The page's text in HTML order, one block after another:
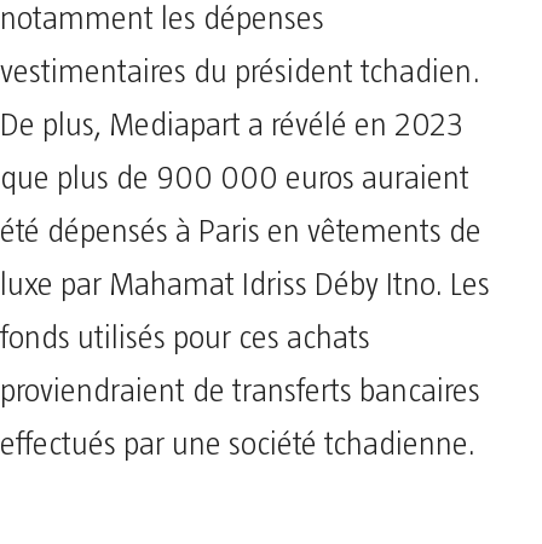
notamment les dépenses
vestimentaires du président tchadien.
De plus, Mediapart a révélé en 2023
que plus de 900 000 euros auraient
été dépensés à Paris en vêtements de
luxe par Mahamat Idriss Déby Itno. Les
fonds utilisés pour ces achats
proviendraient de transferts bancaires
effectués par une société tchadienne.